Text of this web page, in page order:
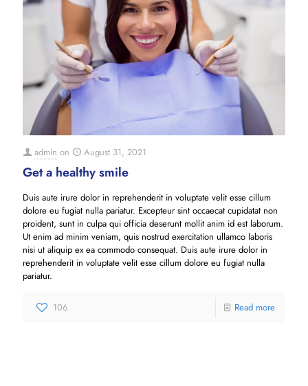
admin on August 31, 2021
Get a healthy smile
Duis aute irure dolor in reprehenderit in voluptate velit esse cillum
dolore eu fugiat nulla pariatur. Excepteur sint occaecat cupidatat non
proident, sunt in culpa qui officia deserunt mollit anim id est laborum.
Ut enim ad minim veniam, quis nostrud exercitation ullamco laboris
nisi ut aliquip ex ea commodo consequat. Duis aute irure dolor in
reprehenderit in voluptate velit esse cillum dolore eu fugiat nulla
pariatur.
106 Read more